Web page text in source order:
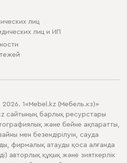
лиц
лиц и ИП
1«Mebel.kz (Мебель.кз)»
барлық ресурстары
және бейне ақпаратты,
мен безендірілуін, сауда
фирмалық атауды қоса алғанда
авторлық құқық және зияткерлік